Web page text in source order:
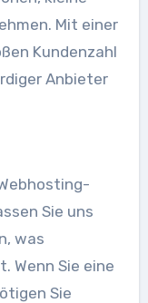
Mit einer
Kundenzahl
Anbieter
Sie uns
was
Wenn Sie eine
Sie